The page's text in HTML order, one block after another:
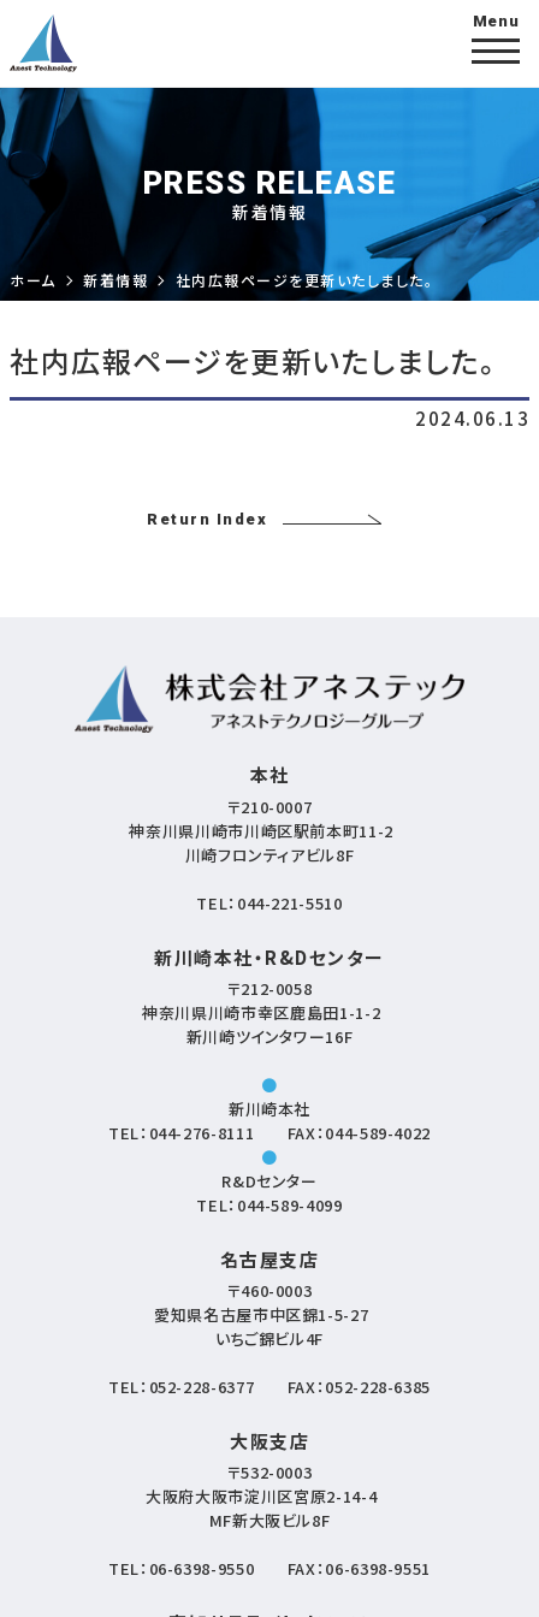
PRESS RELEASE
新着情報
ホーム 新着情報 社内広報ページを更新いたしました。
社内広報ページを更新いたしました。
2024.06.13
Return Index
本社
〒210-0007
神奈川県川崎市川崎区駅前本町11-2
川崎フロンティアビル8F
TEL： 044-221-5510
新川崎本社・R&Dセンター
〒212-0058
神奈川県川崎市幸区鹿島田1-1-2
新川崎ツインタワー16F
●
新川崎本社
TEL： 044-276-8111 FAX：044-589-4022
●
R&Dセンター
TEL： 044-589-4099
名古屋支店
〒460-0003
愛知県名古屋市中区錦1-5-27
いちご錦ビル4F
TEL： 052-228-6377 FAX：052-228-6385
大阪支店
〒532-0003
大阪府大阪市淀川区宮原2-14-4
MF新大阪ビル8F
TEL： 06-6398-9550 FAX：06-6398-9551